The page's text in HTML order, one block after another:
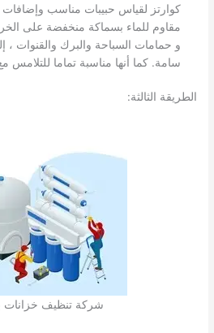
كوارتز لقياس حبيبات مناسب
مقاوم للماء بسماكة منخفضة على
و حمامات السباحة والبرك والقنوات ،
سامة. كما أنها مناسبة تماما للتلامس
الطريقة الثالثة:
شركة تنظيف خزانات